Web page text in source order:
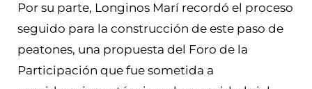
Por su parte, Longinos Marí recordó el proceso
seguido para la construcción de este paso de
peatones, una propuesta del Foro de la
Participación que fue sometida a